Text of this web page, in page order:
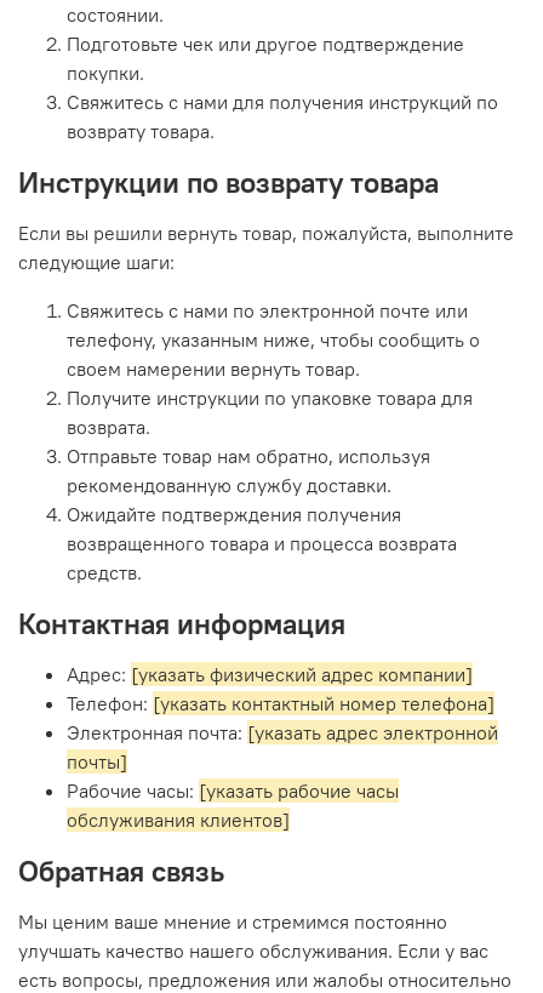
состоянии.
Подготовьте чек или другое подтверждение
покупки.
Свяжитесь с нами для получения инструкций по
возврату товара.
Инструкции по возврату товара
Если вы решили вернуть товар, пожалуйста, выполните
следующие шаги:
Свяжитесь с нами по электронной почте или
телефону, указанным ниже, чтобы сообщить о
своем намерении вернуть товар.
Получите инструкции по упаковке товара для
возврата.
Отправьте товар нам обратно, используя
рекомендованную службу доставки.
Ожидайте подтверждения получения
возвращенного товара и процесса возврата
средств.
Контактная информация
Адрес: [указать физический адрес компании]
Телефон: [указать контактный номер телефона]
Электронная почта: [указать адрес электронной
почты]
Рабочие часы: [указать рабочие часы
обслуживания клиентов]
Обратная связь
Мы ценим ваше мнение и стремимся постоянно
улучшать качество нашего обслуживания. Если у вас
есть вопросы, предложения или жалобы относительно